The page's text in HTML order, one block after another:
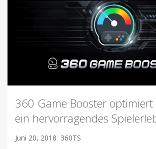
360 Game Booster
ein hervorragendes
Juni 20, 2018 360TS